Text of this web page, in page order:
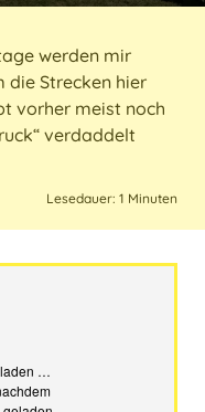
werden mir
die Strecken hier
vorher meist noch
verdaddelt
Lesedauer: 1 Minuten
…